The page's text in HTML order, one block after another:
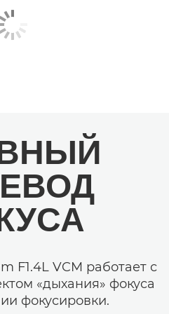
F1.4L VCM работает с
«дыхания» фокуса
фокусировки.